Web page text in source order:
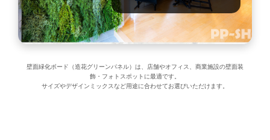
壁面緑化ボード（造花グリーンパネル）は、店舗やオフィス、商業施設の壁面装
飾・フォトスポットに最適です。
サイズやデザインミックスなど用途に合わせてお選びいただけます。